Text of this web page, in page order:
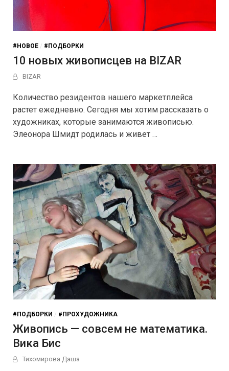
#НОВОЕ / #ПОДБОРКИ
10 новых живописцев на BIZAR
BIZAR
Количество резидентов нашего маркетплейса
растет ежедневно. Сегодня мы хотим рассказать о
художниках, которые занимаются живописью.
Элеонора Шмидт родилась и живет …
#ПОДБОРКИ / #ПРОХУДОЖНИКА
Живопись — совсем не математика.
Вика Бис
Тихомирова Даша